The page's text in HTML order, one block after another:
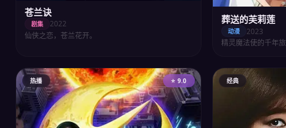
苍兰诀
剧集
2022
仙侠之恋，苍兰花开。
葬送的芙莉莲
动漫
2023
精灵魔法使的千年旅
热播 ⭐ 9.0 经典